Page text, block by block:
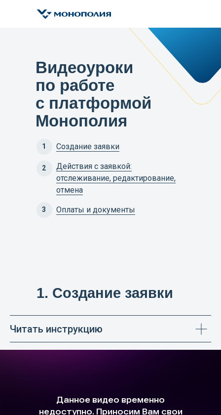
Видеоуроки
по работе
с платформой
Монополия
Создание заявки
Действия с заявкой:
отслеживание, редактирование,
отмена
Оплаты и документы
1
2
3
1. Создание заявки
Читать инструкцию